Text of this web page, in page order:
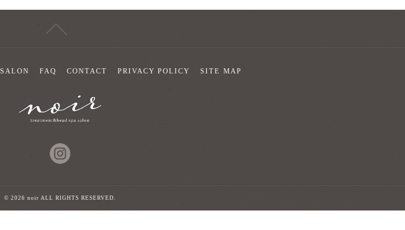
SALON FAQ CONTACT PRIVACY POLICY SITE MAP
© 2026 noir ALL RIGHTS RESERVED.